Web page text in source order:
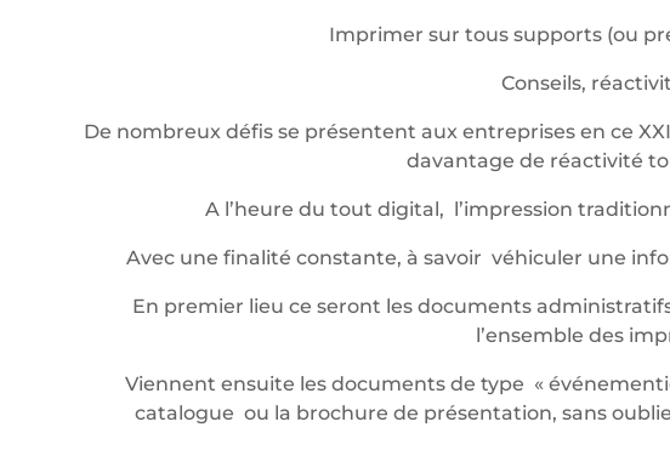
Imprimer sur tous supports (ou
Conseils,
De nombreux défis se présentent aux entreprises en ce
davantage de réactivité
A l’heure du tout digital, l’impression
Avec une finalité constante, à savoir véhiculer une
En premier lieu ce seront les documents
l’ensemble des
Viennent ensuite les documents de type «
catalogue ou la brochure de présentation, sans